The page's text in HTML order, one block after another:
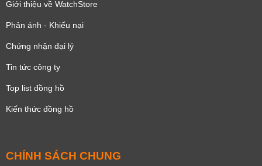
Giới thiệu về WatchStore
Phản ánh - Khiếu nại
Chứng nhận đại lý
Tin tức công ty
Top list đồng hồ
Kiến thức đồng hồ
CHÍNH SÁCH CHUNG